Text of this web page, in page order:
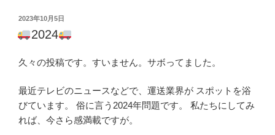
投
稿
日:
2023年10月5日
2024
久々の投稿です。すいません。サボってました。
最近テレビのニュースなどで、運送業界が スポットを浴
びています。 俗に言う2024年問題です。 私たちにしてみ
れば、今さら感満載ですが。